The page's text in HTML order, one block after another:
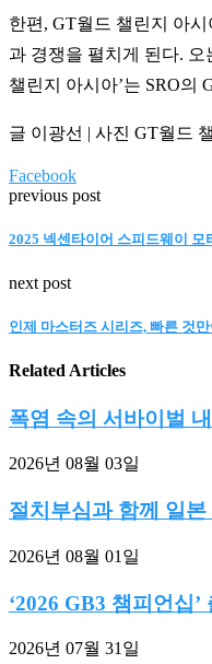
한편, GT월드 챌린지 아
과 경쟁을 펼치게 된다. 오
챌린지 아시아’는 SRO의
글 이광선 | 사진 GT월드
Facebook
previous post
2025 넥센타이어 스피드웨이 모
next post
인제 마스터즈 시리즈, 빠른 것
Related Articles
폭염 속의 서바이벌
2026년 08월 03일
절치부심과 함께 일본
2026년 08월 01일
‘2026 GB3 챔피언십
2026년 07월 31일